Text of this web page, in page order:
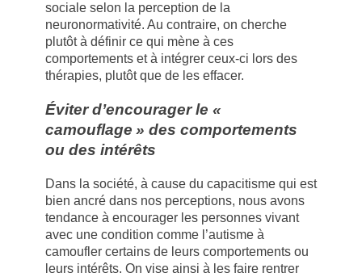
sociale selon la perception de la
neuronormativité. Au contraire, on cherche
plutôt à définir ce qui mène à ces
comportements et à intégrer ceux-ci lors des
thérapies, plutôt que de les effacer.
Éviter d’encourager le «
camouflage » des comportements
ou des intérêts
Dans la société, à cause du capacitisme qui est
bien ancré dans nos perceptions, nous avons
tendance à encourager les personnes vivant
avec une condition comme l’autisme à
camoufler certains de leurs comportements ou
leurs intérêts. On vise ainsi à les faire rentrer